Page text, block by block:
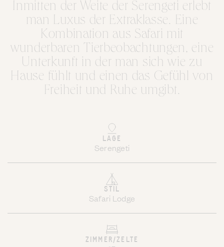
Inmitten der Weite der Serengeti erlebt
man Luxus der Extraklasse. Eine
Kombination aus Safari mit
wunderbaren Tierbeobachtungen, eine
Unterkunft in der man sich wie zu
Hause fühlt und einen das Gefühl von
Freiheit und Ruhe umgibt.
LAGE
Serengeti
STIL
Safari Lodge
ZIMMER/ZELTE